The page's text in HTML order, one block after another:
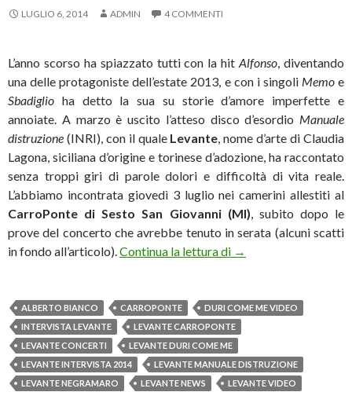
LUGLIO 6, 2014 ADMIN 4 COMMENTI
L’anno scorso ha spiazzato tutti con la hitAlfonso , diventando
una delle protagoniste dell’estate 2013, e con i singoli Memoe
Sbadiglio ha detto la sua su storie d’amore imperfette e
annoiate. A marzo è uscito l’atteso disco d’esordio Manuale
distruzione (INRI), con il quale Levante , nome d’arte di Claudia
Lagona, siciliana d’origine e torinese d’adozione, ha raccontato
senza troppi giri di parole dolori e difficoltà di vita reale.
L’abbiamo incontrata giovedì 3 luglio nei camerini allestiti al
CarroPonte di Sesto San Giovanni (MI) , subito dopo le
prove del concerto che avrebbe tenuto in serata (alcuni scatti
in fondo all’articolo). Continua la lettura di Levante: «È ora di
→
ALBERTO BIANCO CARROPONTE
DURI COME ME VIDEO
INTERVISTA LEVANTE
LEVANTE CARROPONTE
LEVANTE CONCERTI
LEVANTE DURI COME ME
LEVANTE INTERVISTA 2014
LEVANTE MANUALE DISTRUZIONE
LEVANTE NEGRAMARO
LEVANTE NEWS LEVANTE VIDEO